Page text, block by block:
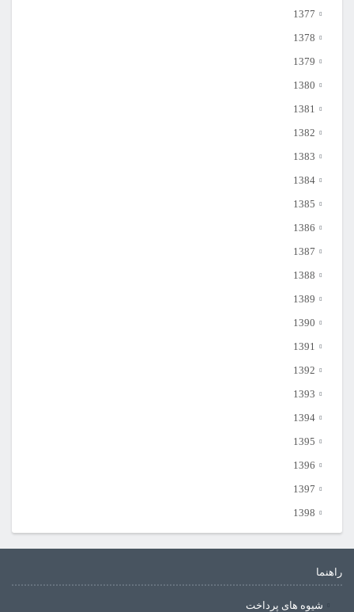
1377
1378
1379
1380
1381
1382
1383
1384
1385
1386
1387
1388
1389
1390
1391
1392
1393
1394
1395
1396
1397
1398
راهنما
شیوه های پرداخت